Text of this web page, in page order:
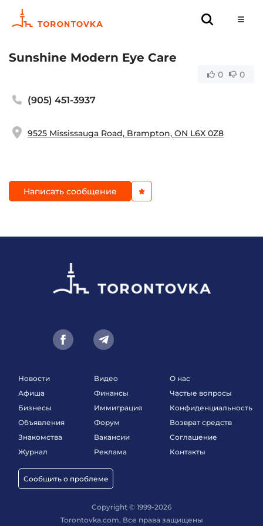
Sunshine Modern Eye Care
0 0
(905) 451-3937
9525 Mississauga Road, Brampton, ON L6X 0Z8
Написать сообщение
Новости
Афиша
Бизнесы
Объявления
Знакомства
Журнал
Сообщить о проблеме
Видео
Финансы
Иммиграция
Форум
Вакансии
Реклама
О нас
Частые вопросы
Конфиденциальность
Возврат средств
Соглашение
Контакты
Copyright © 1999-2026
Torontovka.com, Все права защищены